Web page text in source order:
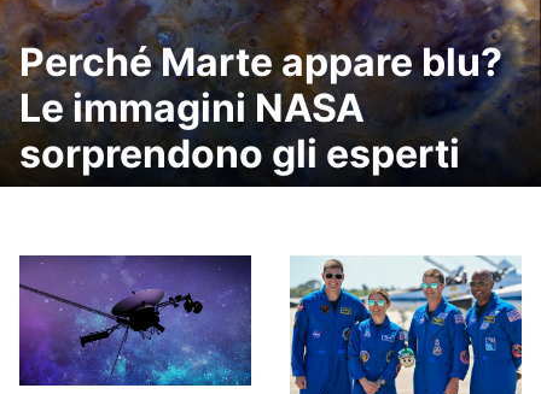
Perché Marte appare blu?
Le immagini NASA
sorprendono gli esperti